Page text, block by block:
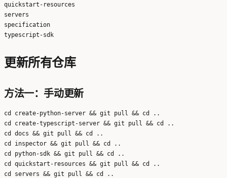
quickstart-resources
servers
specification
更新所有仓库
方法一：手动更新
cd create-python-server && git pull && cd ..
cd create-typescript-server && git pull && cd ..
cd docs && git pull && cd ..
cd inspector && git pull && cd ..
cd python-sdk && git pull && cd ..
cd quickstart-resources && git pull && cd ..
cd servers && git pull && cd ..